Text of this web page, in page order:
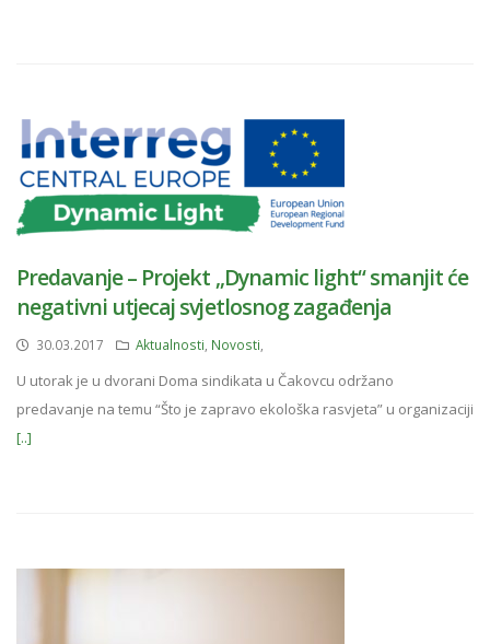
Predavanje – Projekt „Dynamic light“ smanjit će
negativni utjecaj svjetlosnog zagađenja
30.03.2017 Aktualnosti Novosti
U utorak je u dvorani Doma sindikata u Čakovcu održano
predavanje na temu “Što je zapravo ekološka rasvjeta” u organizaciji
[..]